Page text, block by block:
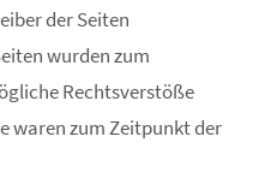
der Seiten
wurden zum
Rechtsverstöße
waren zum Zeitpunkt der